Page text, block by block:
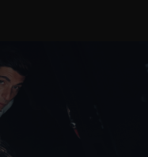
图。有些图片有放大